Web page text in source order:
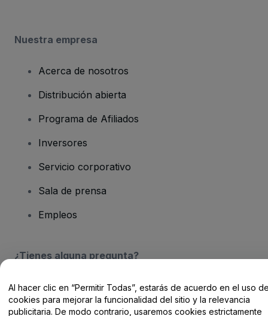
Nuestra empresa
Acerca de nosotros
Distribución abierta
Programa de Afiliados
Inversores
Servicio corporativo
Sala de prensa
Empleos
¿Tienes alguna pregunta?
Centro de Ayuda / Contacto
Al hacer clic en “Permitir Todas”, estarás de acuerdo en el uso
cookies para mejorar la funcionalidad del sitio y la relevancia
publicitaria. De modo contrario, usaremos cookies estrictamente